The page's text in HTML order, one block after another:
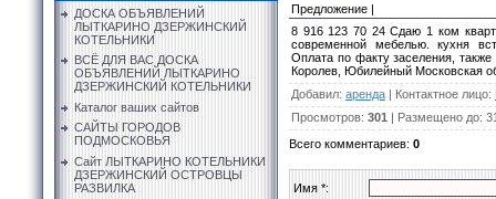
ДОСКА ОБЪЯВЛЕНИЙ
ЛЫТКАРИНО ДЗЕРЖИНСКИЙ
КОТЕЛЬНИКИ
ВСЁ ДЛЯ ВАС ДОСКА
ОБЪЯВЛЕНИЙ ЛЫТКАРИНО
ДЗЕРЖИНСКИЙ КОТЕЛЬНИКИ
Каталог ваших сайтов
САЙТЫ ГОРОДОВ
ПОДМОСКОВЬЯ
Сайт ЛЫТКАРИНО КОТЕЛЬНИКИ
ДЗЕРЖИНСКИЙ ОСТРОВЦЫ
РАЗВИЛКА
Предложение |
8 916 123 70 24 Сдаю 1 ком
современной мебелью. кухня
Оплата по факту заселения,
Королев, Юбилейный Московская
Добавил: аренда | Контактное лицо:
Просмотров: 301 | Размещено до:
Всего комментариев: 0
Имя *: